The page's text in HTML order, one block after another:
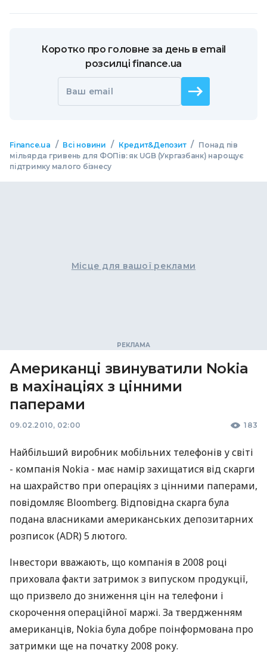
Коротко про головне за день в email
розсилці finance.ua
Ваш email
Finance.ua / Всі новини / Кредит&Депозит / Понад пів
мільярда гривень для ФОПів: як UGB (Укргазбанк) нарощує
підтримку малого бізнесу
Місце для вашої реклами
Американці звинуватили Nokia
в махінаціях з цінними
паперами
09.02.2010, 02:00 183
Найбільший виробник мобільних телефонів у світі
- компанія Nokia - має намір захищатися від скарги
на шахрайство при операціях з цінними паперами,
повідомляє Bloomberg. Відповідна скарга була
подана власниками американських депозитарних
розписок (ADR) 5 лютого.
Інвестори вважають, що компанія в 2008 році
приховала факти затримок з випуском продукції,
що призвело до зниження цін на телефони і
скорочення операційної маржі. За твердженням
американців, Nokia була добре поінформована про
затримки ще на початку 2008 року.